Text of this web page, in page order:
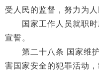
受人民的监督，努力为人
国家工作人员就职时
宣誓。
第二十八条 国家维护
害国家安全的犯罪活动